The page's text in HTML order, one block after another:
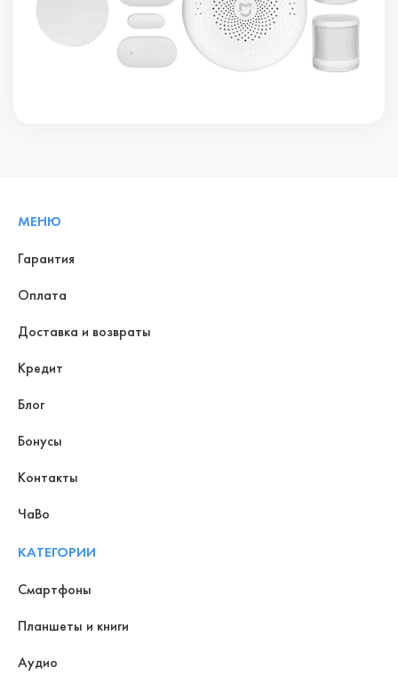
МЕНЮ
Гарантия
Оплата
Доставка и возвраты
Кредит
Блог
Бонусы
Контакты
ЧаВо
КАТЕГОРИИ
Смартфоны
Планшеты и книги
Аудио